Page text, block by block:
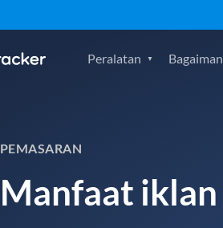
Peralatan
PEMASARAN
Manfaat